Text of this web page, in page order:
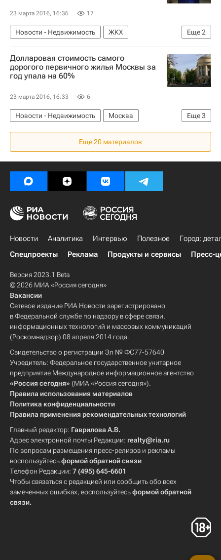
23 марта 2016, 16:36 17
Еще2
Новости - Недвижимость
ЖКХ
Министерство строительства и жилищно-коммунального хозяйства РФ (Минстрой России)
Россия
Долларовая стоимость самого
дорогого первичного жилья Москвы за
год упала на 60%
23 марта 2016, 16:33 6
Еще3
Новости - Недвижимость
Москва
Элитное жилье
Жилье
Россия
Еще 20 материалов
Новости Аналитика Интервью Полезное
Город:
Спецпроекты
Реклама Продукты и сервисы Пресс-
Версия 2023.1 Beta
© 2026 МИА «Россия сегодня»
Вакансии
Сетевое издание РИА Новости зарегистрировано
в Федеральной службе по надзору в сфере связи,
информационных технологий и массовых коммуникаций
(Роскомнадзор) 08 апреля 2014 года.
Свидетельство о регистрации Эл № ФС77-57640
Учредитель: Федеральное государственное унитарное
предприятие Международное информационное агентство
«Россия сегодня» (МИА «Россия сегодня»).
Правила использования материалов
Политика конфиденциальности
Правила применения рекомендательных технологий
Главный редактор: Гаврилова А.В.
Адрес электронной почты Редакции: realty@ria.ru
По вопросам размещения пресс-релизов и рекламы
воспользуйтесьформой обратной связи
Телефон Редакции: 7 (495) 645-6601
Чтобы связаться с редакцией или сообщить обо всех
замеченных ошибках, воспользуйтесьформой обратной
связи.